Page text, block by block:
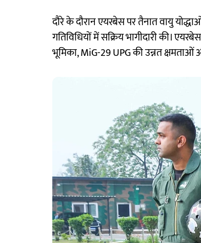
दौरे के दौरान एयरबेस पर तैनात वायु
गतिविधियों में सक्रिय भागीदारी की।
भूमिका, MiG-29 UPG की उन्नत क्षमताओं